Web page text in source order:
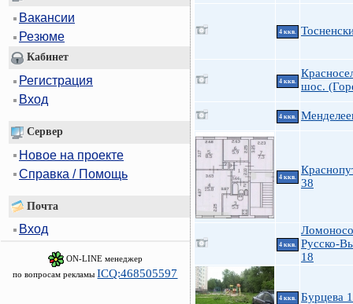
Вакансии
Резюме
Кабинет
Регистрация
Вход
Сервер
Новое на проекте
Справка / Помощь
Почта
Вход
ON-LINE менеджер
по вопросам рекламы ICQ:468505597
4 ккв.
4 ккв.
шос.
4 ккв.
4 ккв.
38
4 ккв.
Русско-
18
4 ккв. Бурцева